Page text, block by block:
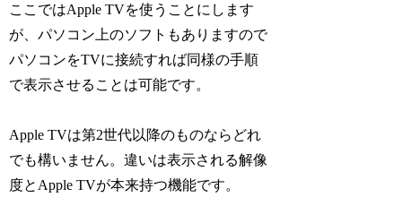
ここではApple TVを使うことにします
が、パソコン上のソフトもありますので
パソコンをTVに接続すれば同様の手順
で表示させることは可能です。
Apple TVは第2世代以降のものならどれ
でも構いません。違いは表示される解像
度とApple TVが本来持つ機能です。